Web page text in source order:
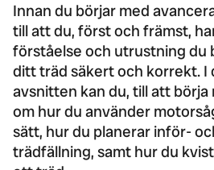
Innan du börjar med
till att du, först och främst,
förståelse och utrustning du
ditt träd säkert och korrekt. I
avsnitten kan du, till att börja
om hur du använder
sätt, hur du planerar inför-
trädfällning, samt hur du